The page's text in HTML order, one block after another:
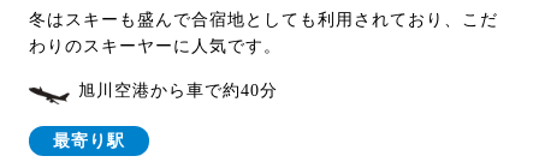
冬はスキーも盛んで合宿地としても利用されており、こだ
わりのスキーヤーに人気です。
旭川空港から車で約40分
最寄り駅